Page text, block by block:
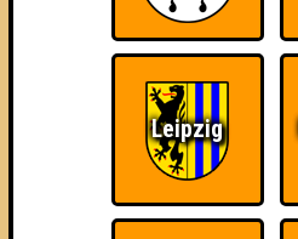
3. Simple Minds
13 17
4. Quizzelstrippen
19
4. Superweicheischuppenjunior
14 18
Leipzig